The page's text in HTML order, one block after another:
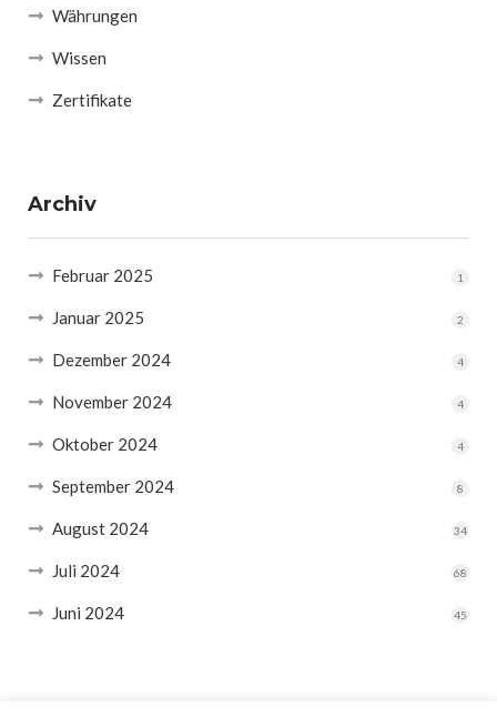
Währungen
Wissen
Zertifikate
Archiv
Februar 2025 1
Januar 2025 2
Dezember 2024 4
November 2024 4
Oktober 2024 4
September 2024 8
August 2024 34
Juli 2024 68
Juni 2024 45